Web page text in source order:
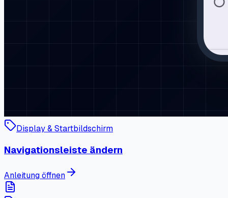
Display & Startbildschirm
Navigationsleiste ändern
Anleitung öffnen